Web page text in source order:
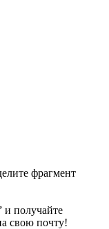
фрагмент
и получайте
свою почту!